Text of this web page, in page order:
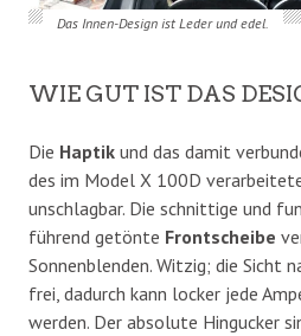
Das Innen-Design ist Leder und edel.
WIE GUT IST DAS
Die Haptik und das damit
des im Model X 100D
unschlagbar. Die schnittige und
führend getönte Frontscheibe
Sonnenblenden. Witzig; die Sicht
frei, dadurch kann locker jede
werden. Der absolute Hingucker